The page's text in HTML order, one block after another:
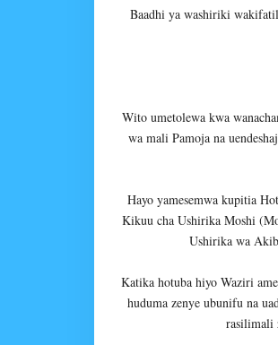
Baadhi ya washiriki
Wito umetolewa kwa
wa mali Pamoja na
Hayo yamesemwa kupitia
Kikuu cha Ushirika Moshi
Ushirika wa
Katika hotuba hiyo Waziri
huduma zenye ubunifu na
rasilimali